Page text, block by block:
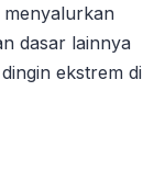
menyalurkan
dasar lainnya
ekstrem di